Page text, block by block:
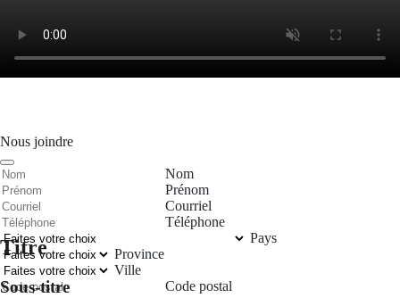
Titre
Sous-titre
Nous joindre
Nom
Prénom
Courriel
Téléphone
Pays
Province
Ville
Code postal